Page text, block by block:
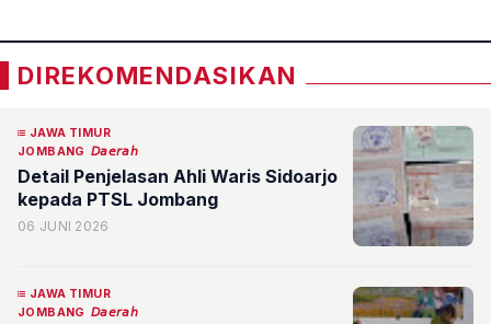
DIREKOMENDASIKAN
JAWA TIMUR
JOMBANG 𝘋𝘢𝘦𝘳𝘢𝘩
Detail Penjelasan Ahli Waris Sidoarjo
kepada PTSL Jombang
06 JUNI 2026
JAWA TIMUR
JOMBANG 𝘋𝘢𝘦𝘳𝘢𝘩